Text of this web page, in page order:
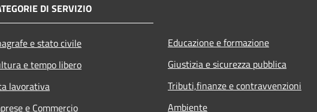
DI SERVIZIO
e stato civile
e tempo libero
lavorativa
e Commercio
Educazione e formazione
Giustizia e sicurezza pubblica
Tributi,finanze e contravvenzioni
Ambiente